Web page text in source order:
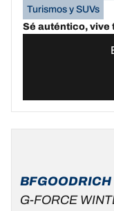
Turismos y SUVs
Sé auténtico, vive
BFGOODRICH
G-FORCE